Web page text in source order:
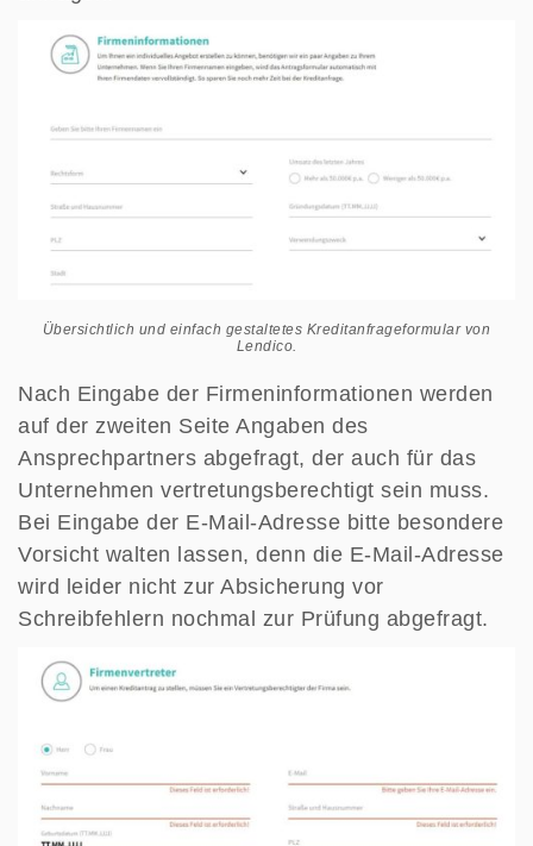
Übersichtlich und einfach gestaltetes Kreditanfrageformular von
Lendico.
Nach Eingabe der Firmeninformationen werden
auf der zweiten Seite Angaben des
Ansprechpartners abgefragt, der auch für das
Unternehmen vertretungsberechtigt sein muss.
Bei Eingabe der E-Mail-Adresse bitte besondere
Vorsicht walten lassen, denn die E-Mail-Adresse
wird leider nicht zur Absicherung vor
Schreibfehlern nochmal zur Prüfung abgefragt.